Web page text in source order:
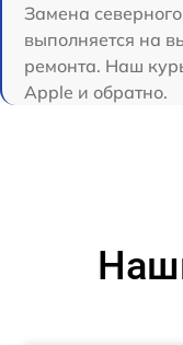
Замена
выполняется на
ремонта. Наш
Apple и обратно.